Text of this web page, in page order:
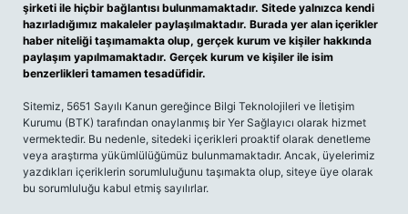
şirketi ile hiçbir bağlantısı bulunmamaktadır. Sitede yalnızca kendi
hazırladığımız makaleler paylaşılmaktadır. Burada yer alan içerikler
haber niteliği taşımamakta olup, gerçek kurum ve kişiler hakkında
paylaşım yapılmamaktadır. Gerçek kurum ve kişiler ile isim
benzerlikleri tamamen tesadüfidir.
Sitemiz, 5651 Sayılı Kanun gereğince Bilgi Teknolojileri ve İletişim
Kurumu (BTK) tarafından onaylanmış bir Yer Sağlayıcı olarak hizmet
vermektedir. Bu nedenle, sitedeki içerikleri proaktif olarak denetleme
veya araştırma yükümlülüğümüz bulunmamaktadır. Ancak, üyelerimiz
yazdıkları içeriklerin sorumluluğunu taşımakta olup, siteye üye olarak
bu sorumluluğu kabul etmiş sayılırlar.